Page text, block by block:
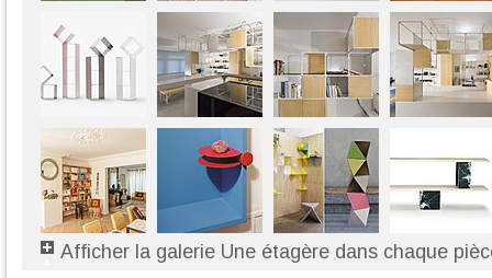
Afficher la galerie Une étagère dans chaque